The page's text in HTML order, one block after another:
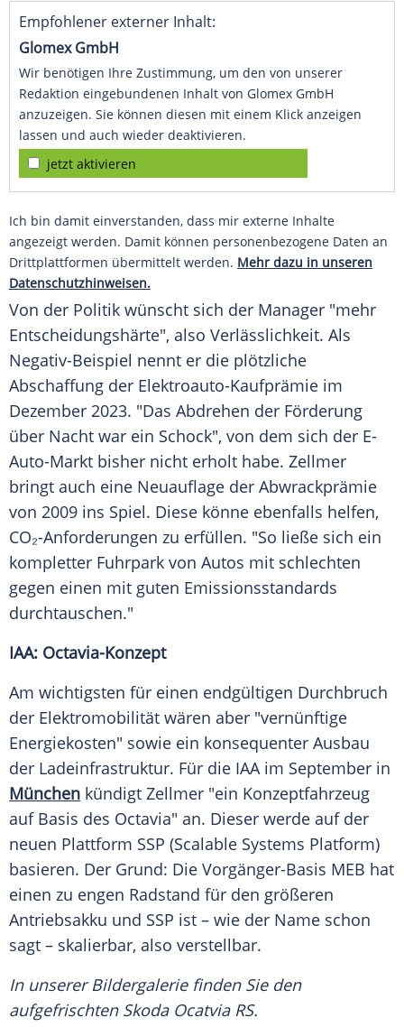
Empfohlener externer Inhalt:
Glomex GmbH
Wir benötigen Ihre Zustimmung, um den von unserer
Redaktion eingebundenen Inhalt von Glomex GmbH
anzuzeigen. Sie können diesen mit einem Klick anzeigen
lassen und auch wieder deaktivieren.
jetzt aktivieren
Ich bin damit einverstanden, dass mir externe Inhalte
angezeigt werden. Damit können personenbezogene Daten an
Drittplattformen übermittelt werden. Mehr dazu in unseren
Datenschutzhinweisen.
Von der Politik wünscht sich der Manager "mehr
Entscheidungshärte", also Verlässlichkeit. Als
Negativ-Beispiel nennt er die plötzliche
Abschaffung der Elektroauto-Kaufprämie im
Dezember 2023. "Das Abdrehen der Förderung
über Nacht war ein Schock", von dem sich der E-
Auto-Markt bisher nicht erholt habe. Zellmer
bringt auch eine Neuauflage der Abwrackprämie
von 2009 ins Spiel. Diese könne ebenfalls helfen,
CO₂-Anforderungen zu erfüllen. "So ließe sich ein
kompletter Fuhrpark von Autos mit schlechten
gegen einen mit guten Emissionsstandards
durchtauschen."
IAA: Octavia-Konzept
Am wichtigsten für einen endgültigen Durchbruch
der Elektromobilität wären aber "vernünftige
Energiekosten" sowie ein konsequenter Ausbau
der Ladeinfrastruktur. Für die IAAim September in
München kündigt Zellmer "ein Konzeptfahrzeug
auf Basis des Octavia" an. Dieser werde auf der
neuen Plattform SSP (Scalable Systems Platform)
basieren. Der Grund: Die Vorgänger-Basis MEB hat
einen zu engen Radstand für den größeren
Antriebsakku und SSP ist – wie der Name schon
sagt – skalierbar, also verstellbar.
In unserer Bildergalerie finden Sie den
aufgefrischten SkodaOcatvia RS.